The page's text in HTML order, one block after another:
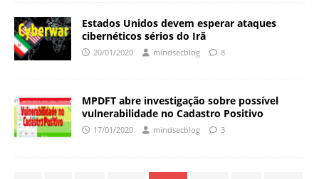
Estados Unidos devem esperar ataques
cibernéticos sérios do Irã
20/01/2020 mindsecblog 8
MPDFT abre investigação sobre possível
vulnerabilidade no Cadastro Positivo
17/01/2020 mindsecblog 3